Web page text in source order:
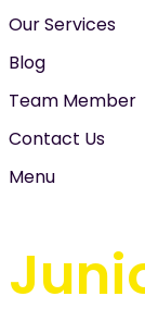
Our Services
Blog
Team Member
Contact Us
Menu